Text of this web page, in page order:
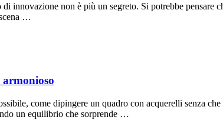
innovazione non è più un segreto. Si potrebbe
…
come dipingere un quadro con acquerelli senza
un equilibrio che sorprende …